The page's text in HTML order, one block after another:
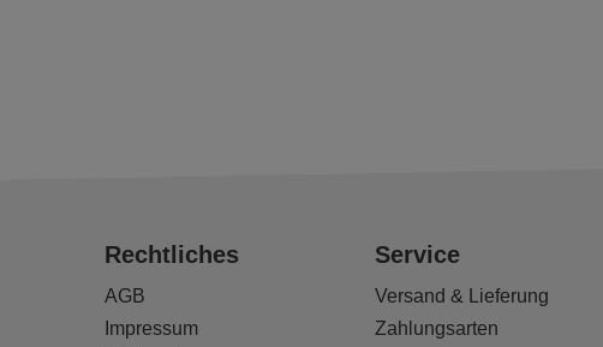
Rechtliches
AGB
Impressum
Service
Versand & Lieferung
Zahlungsarten